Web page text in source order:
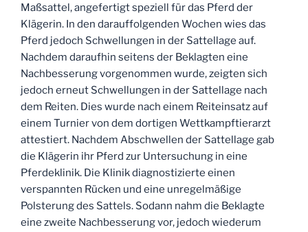
Pferdes
“
Maßsattel, angefertigt speziell für das Pferd der
Klägerin. In den darauffolgenden Wochen wies das
Pferd jedoch Schwellungen in der Sattellage auf.
Nachdem daraufhin seitens der Beklagten eine
Nachbesserung vorgenommen wurde, zeigten sich
jedoch erneut Schwellungen in der Sattellage nach
dem Reiten. Dies wurde nach einem Reiteinsatz auf
einem Turnier von dem dortigen Wettkampftierarzt
attestiert. Nachdem Abschwellen der Sattellage gab
die Klägerin ihr Pferd zur Untersuchung in eine
Pferdeklinik. Die Klinik diagnostizierte einen
verspannten Rücken und eine unregelmäßige
Polsterung des Sattels. Sodann nahm die Beklagte
eine zweite Nachbesserung vor, jedoch wiederum